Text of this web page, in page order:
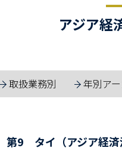
アジア経
取扱業務別 年別ア
第9 タイ（アジア経済